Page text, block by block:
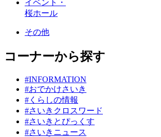
イベント・
桜ホール
その他
コーナーから探す
#INFORMATION
#おでかけさいき
#くらしの情報
#さいきクロスワード
#さいきとぴっくす
#さいきニュース